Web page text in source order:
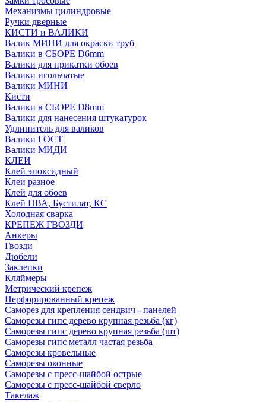
Механизмы цилиндровые
Ручки дверные
КИСТИ и ВАЛИКИ
Валик МИНИ для окраски труб
Валики в СБОРЕ D6mm
Валики для прикатки обоев
Валики игольчатые
Валики МИНИ
Кисти
Валики в СБОРЕ D8mm
Валики для нанесения штукатурок
Удлинитель для валиков
Валики ГОСТ
Валики МИДИ
КЛЕИ
Клей эпоксидный
Клеи разное
Клей для обоев
Клей ПВА, Бустилат, КС
Холодная сварка
КРЕПЕЖ ГВОЗДИ
Анкеры
Гвозди
Дюбели
Заклепки
Кляймеры
Метрический крепеж
Перфорированный крепеж
Саморез для крепления сендвич - панелей
Саморезы гипс дерево крупная резьба (кг)
Саморезы гипс дерево крупная резьба (шт)
Саморезы гипс металл частая резьба
Саморезы кровельные
Саморезы оконные
Саморезы с пресс-шайбой острые
Саморезы с пресс-шайбой сверло
Такелаж